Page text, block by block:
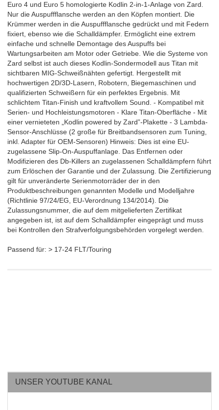
Euro 4 und Euro 5 homologierte Kodlin 2-in-1-Anlage von Zard.
Nur die Auspuffflansche werden an den Köpfen montiert. Die
Krümmer werden in die Auspuffflansche gedrückt und mit Federn
fixiert, ebenso wie die Schalldämpfer. Ermöglicht eine extrem
einfache und schnelle Demontage des Auspuffs bei
Wartungsarbeiten am Motor oder Getriebe. Wie die Systeme von
Zard selbst ist auch dieses Kodlin-Sondermodell aus Titan mit
sichtbaren MIG-Schweißnähten gefertigt. Hergestellt mit
hochwertigen 2D/3D-Lasern, Robotern, Biegemaschinen und
qualifizierten Schweißern für ein perfektes Ergebnis. Mit
schlichtem Titan-Finish und kraftvollem Sound. - Kompatibel mit
Serien- und Hochleistungsmotoren - Klare Titan-Oberfläche - Mit
einer vernieteten „Kodlin powered by Zard”-Plakette - 3 Lambda-
Sensor-Anschlüsse (2 große für Breitbandsensoren zum Tuning,
inkl. Adapter für OEM-Sensoren) Hinweis: Dies ist eine EU-
zugelassene Slip-On-Auspuffanlage. Das Entfernen oder
Modifizieren des Db-Killers an zugelassenen Schalldämpfern führt
zum Erlöschen der Garantie und der Zulassung. Die Zertifizierung
gilt für unveränderte Serienmotorräder der in den
Produktbeschreibungen genannten Modelle und Modelljahre
(Richtlinie 97/24/EG, EU-Verordnung 134/2014). Die
Zulassungsnummer, die auf dem mitgelieferten Zertifikat
angegeben ist, ist auf dem Schalldämpfer eingeprägt und muss
bei Kontrollen den Strafverfolgungsbehörden vorgelegt werden.
Passend für: > 17-24 FLT/Touring
UNSER YOUTUBE KANAL